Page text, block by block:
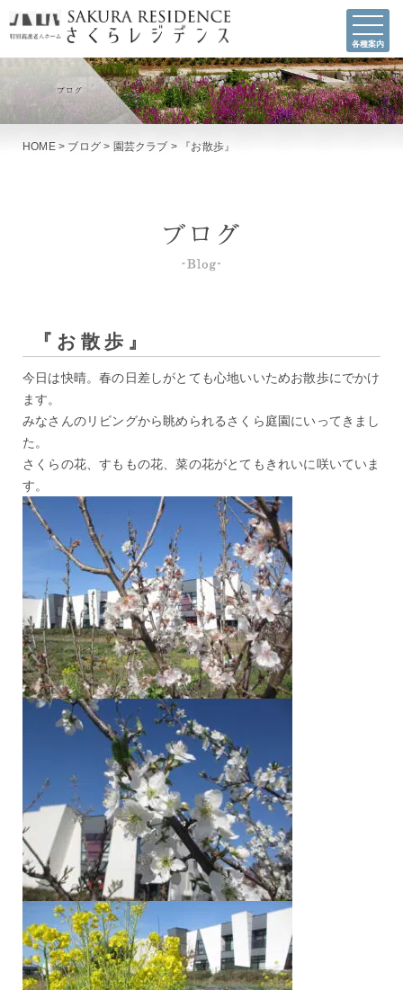
各種案内
HOME> ブログ > 園芸クラブ > 『お散歩』
『お散歩』
今日は快晴。春の日差しがとても心地いいためお散歩にでかけ
ます。
みなさんのリビングから眺められるさくら庭園にいってきまし
た。
さくらの花、すももの花、菜の花がとてもきれいに咲いていま
す。